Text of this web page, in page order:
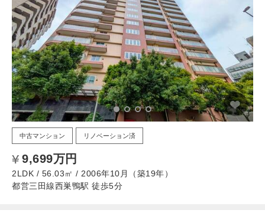
中古マンション リノベーション済
9,699万円
2LDK / 56.03㎡ / 2006年10月（築19年）
都営三田線西巣鴨駅 徒歩5分